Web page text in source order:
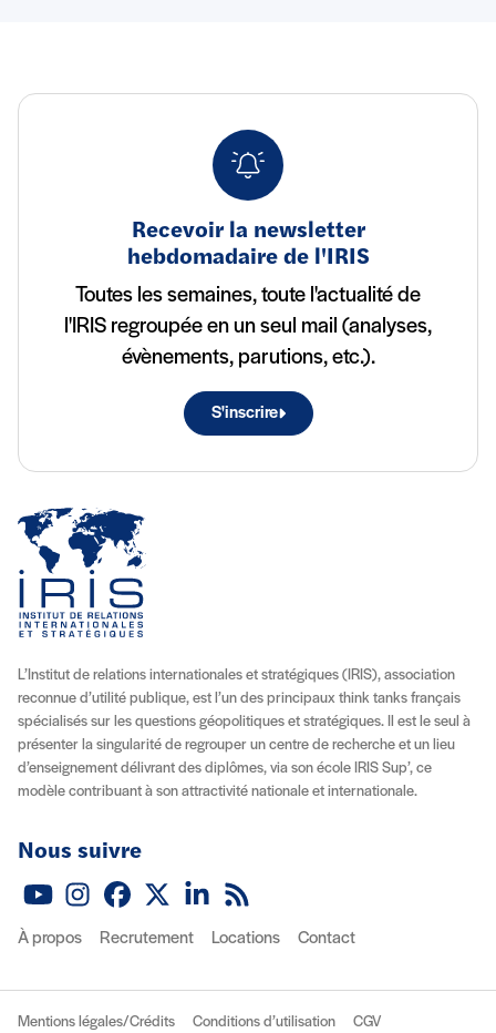
Recevoir la newsletter
hebdomadaire de l'IRIS
Toutes les semaines, toute l'actualité de
l'IRIS regroupée en un seul mail (analyses,
évènements, parutions, etc.).
S'inscrire
L’Institut de relations internationales et stratégiques (IRIS), association
reconnue d’utilité publique, est l’un des principaux think tanks français
spécialisés sur les questions géopolitiques et stratégiques. Il est le seul à
présenter la singularité de regrouper un centre de recherche et un lieu
d’enseignement délivrant des diplômes, via son école IRIS Sup’, ce
modèle contribuant à son attractivité nationale et internationale.
Nous suivre
YoutubeInstagramFacebookX (Twitter)
LinkedinFlux RSS
À propos
Recrutement Locations Contact
Mentions légales/Crédits Conditions d’utilisation
CGV